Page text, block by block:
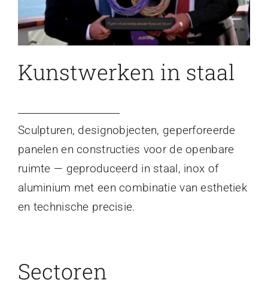
Kunstwerken in staal
Sculpturen, designobjecten, geperforeerde
panelen en constructies voor de openbare
ruimte — geproduceerd in staal, inox of
aluminium met een combinatie van esthetiek
en technische precisie.
Sectoren